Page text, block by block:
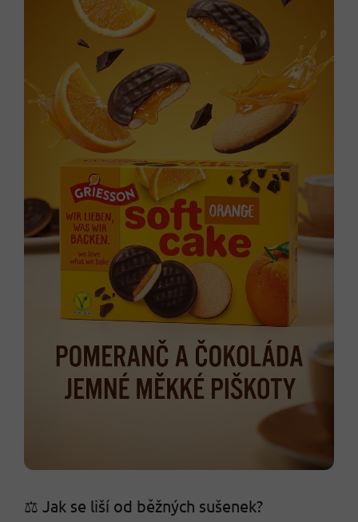
⚖️ Jak se liší od běžných sušenek?